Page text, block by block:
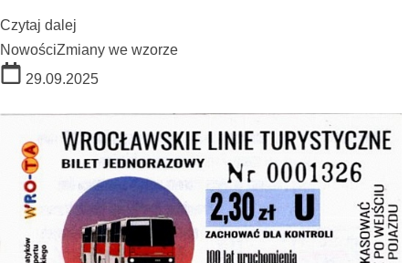
Czytaj dalej
NowościZmiany we wzorze
29.09.2025